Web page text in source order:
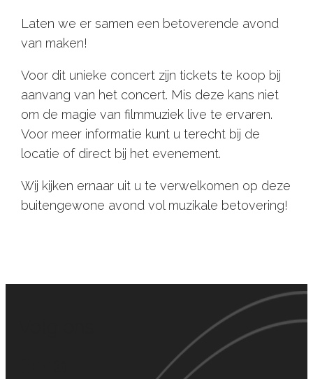
Laten we er samen een betoverende avond
van maken!
Voor dit unieke concert zijn tickets te koop bij
aanvang van het concert. Mis deze kans niet
om de magie van filmmuziek live te ervaren.
Voor meer informatie kunt u terecht bij de
locatie of direct bij het evenement.
Wij kijken ernaar uit u te verwelkomen op deze
buitengewone avond vol muzikale betovering!